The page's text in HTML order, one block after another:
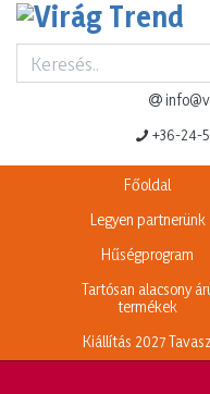
+36-24-
Főoldal
Legyen partnerünk
Hűségprogram
Tartósan alacsony
termékek
Kiállítás 2027 Tavasz
Termék adatlap